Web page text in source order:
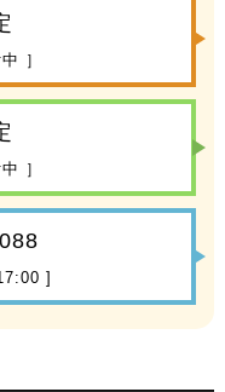
］
］
]